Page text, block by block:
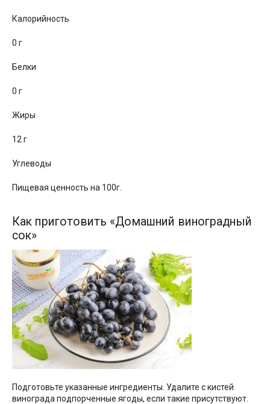
Калорийность
0 г
Белки
0 г
Жиры
12 г
Углеводы
Пищевая ценность на 100г.
Как приготовить «Домашний виноградный
сок»
Подготовьте указанные ингредиенты. Удалите с кистей
винограда подпорченные ягоды, если такие присутствуют.